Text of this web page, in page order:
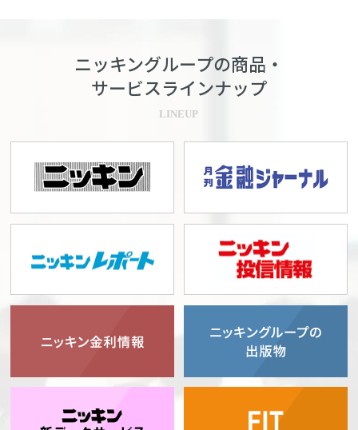
ニッキングループの商品・
サービスラインナップ
LINEUP